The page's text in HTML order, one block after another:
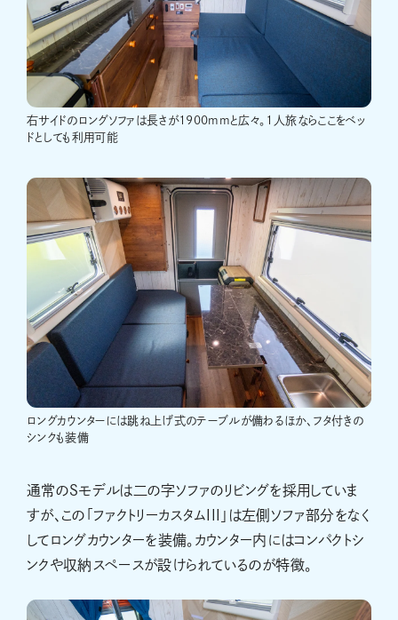
右サイドのロングソファは長さが1900mmと広々。1人旅ならここをベッ
ドとしても利用可能
ロングカウンターには跳ね上げ式のテーブルが備わるほか、フタ付きの
シンクも装備
通常のＳモデルは二の字ソファのリビングを採用していま
すが、この「ファクトリーカスタムIII」は左側ソファ部分をなく
してロングカウンターを装備。カウンター内にはコンパクトシ
ンクや収納スペースが設けられているのが特徴。